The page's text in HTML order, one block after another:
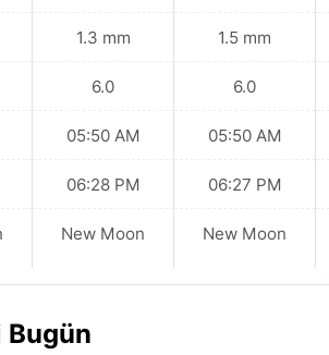
1.3 mm
6.0
05:50 AM
06:28 PM
New Moon
1.5 mm
6.0
05:50 AM
06:27 PM
New Moon
Bugün